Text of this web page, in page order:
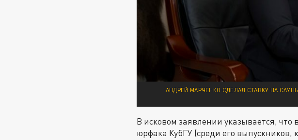
АНДРЕЙ МАРЧЕНКО СДЕЛАЛ СТАВКУ НА
В исковом заявлении указывается,
юрфака КубГУ (среди его выпускников,